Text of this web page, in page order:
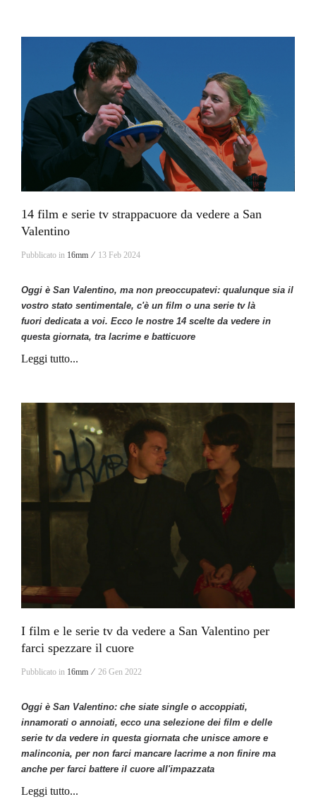
14 film e serie tv strappacuore da vedere a San
Valentino
Pubblicato in 16mm ⁄ 13 Feb 2024
Oggi è San Valentino, ma non preoccupatevi: qualunque sia il
vostro stato sentimentale, c'è un film o una serie tv là
fuori dedicata a voi. Ecco le nostre 14 scelte da vedere in
questa giornata, tra lacrime e batticuore
Leggi tutto...
I film e le serie tv da vedere a San Valentino per
farci spezzare il cuore
Pubblicato in 16mm ⁄ 26 Gen 2022
Oggi è San Valentino: che siate single o accoppiati,
innamorati o annoiati, ecco una selezione dei film e delle
serie tv da vedere in questa giornata che unisce amore e
malinconia, per non farci mancare lacrime a non finire ma
anche per farci battere il cuore all'impazzata
Leggi tutto...